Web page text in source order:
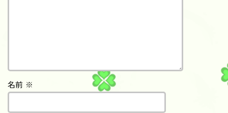
名前 ※